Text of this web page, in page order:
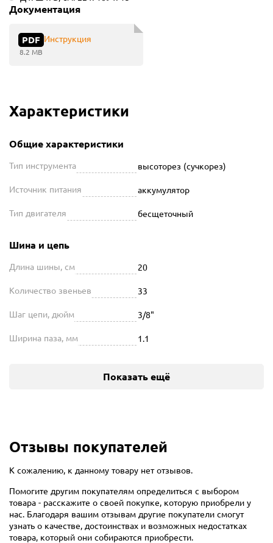
Документация
PDF
8.2 MB
Инструкция
Характеристики
Общие характеристики
Тип инструмента высоторез (сучкорез)
Источник питания аккумулятор
Тип двигателя бесщеточный
Шина и цепь
Длина шины, см 20
Количество звеньев 33
Шаг цепи, дюйм 3/8"
Ширина паза, мм 1.1
Показать ещё
Отзывы покупателей
К сожалению, к данному товару нет отзывов.
Помогите другим покупателям определиться с выбором
товара - расскажите о своей покупке, которую приобрели у
нас. Благодаря вашим отзывам другие покупатели смогут
узнать о качестве, достоинствах и возможных недостатках
товара, который они собираются приобрести.